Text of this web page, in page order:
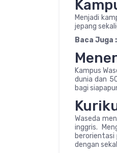
Menjadi
jepang
Baca Juga :
Kampus
dunia dan
bagi
Waseda
inggris.
berorientasi
dengan